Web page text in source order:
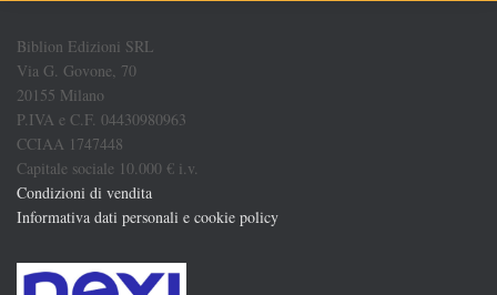
Biblion Edizioni SRL
Via G. Govone, 70
20155 Milano
P.IVA e C.F. 04430980963
CCIAA 1747448
Capitale sociale 10.000 € i.v.
Condizioni di vendita
Informativa dati personali e cookie policy